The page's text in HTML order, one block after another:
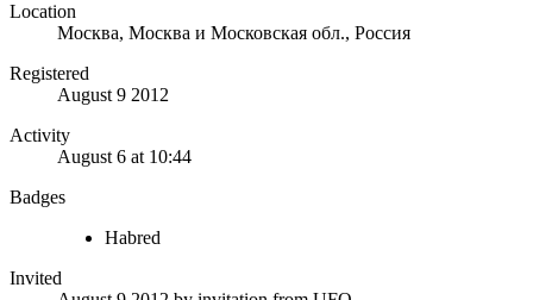
Location
Москва, Москва и Московская обл., Россия
Registered
August 9 2012
Activity
August 6 at 10:44
Badges
Habred
Invited